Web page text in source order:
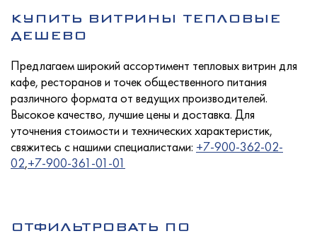
Каталог
Индустриям
КУПИТЬ ВИТРИНЫ ТЕПЛОВЫЕ
ДЕШЕВО
Предлагаем широкий ассортимент тепловых витрин для
кафе, ресторанов и точек общественного питания
различного формата от ведущих производителей.
Высокое качество, лучшие цены и доставка. Для
уточнения стоимости и технических характеристик,
свяжитесь с нашими специалистами: +7-900-362-02-
02,+7-900-361-01-01
ОТФИЛЬТРОВАТЬ ПО